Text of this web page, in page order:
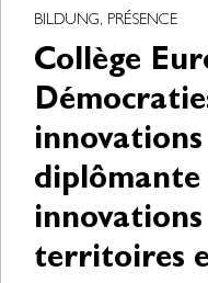
BILDUNG, PRÉSENCE
Collège
innovations
territoires